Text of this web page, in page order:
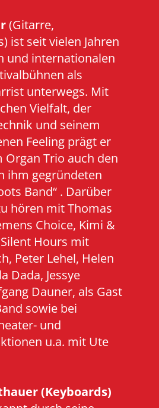
(Gitarre,
ist seit vielen Jahren
und internationalen
als
unterwegs. Mit
Vielfalt, der
und seinem
Feeling prägt er
Organ Trio auch den
ihm gegründeten
Band“ . Darüber
hören mit Thomas
Choice, Kimi &
Hours mit
Peter Lehel, Helen
Dada, Jessye
Dauner, als Gast
sowie bei
und
u.a. mit Ute
(Keyboards)